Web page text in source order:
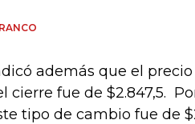
además que el precio
cierre fue de $2.847,5.
tipo de cambio fue de